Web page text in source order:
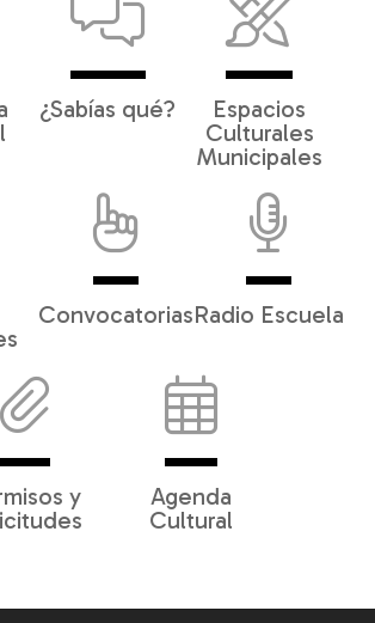
¿Sabías qué?
Espacios
Culturales
Municipales
ConvocatoriasRadio Escuela
y
Agenda
Cultural